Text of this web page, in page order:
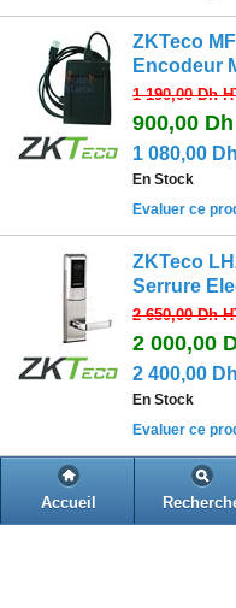
ZKTeco
Encodeur
1 190,00 Dh
900,00 Dh
1 080,00
En Stock
Evaluer ce
ZKTeco
Serrure
2 650,00 Dh
2 000,00
2 400,00
En Stock
Evaluer ce
ZKTeco R6
Contrôle
Accueil